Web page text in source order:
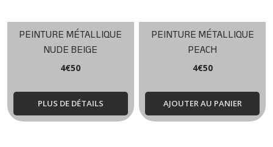
PEINTURE MÉTALLIQUE
NUDE BEIGE
4€50
PLUS DE DÉTAILS
PEINTURE MÉTALLIQUE
PEACH
4€50
AJOUTER AU PANIER